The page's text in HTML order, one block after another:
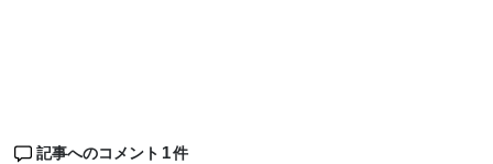
記事へのコメント 1件